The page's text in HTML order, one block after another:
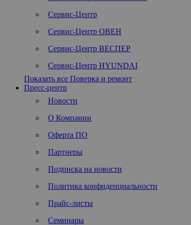
Сервис-Центр
Сервис-Центр ОВЕН
Сервис-Центр ВЕСПЕР
Сервис-Центр HYUNDAI
Показать все Поверка и ремонт
Пресс-центр
Новости
О Компании
Оферта ПО
Партнеры
Подписка на новости
Политика конфиденциальности
Прайс-листы
Семинары